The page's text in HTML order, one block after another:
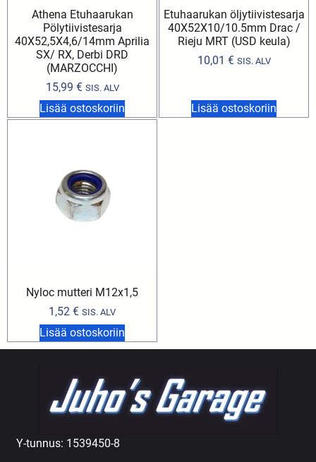
Athena Etuhaarukan
Pölytiivistesarja
40X52,5X4,6/14mm Aprilia
SX/ RX, Derbi DRD
(MARZOCCHI)
15,99 € SIS. ALV
Lisää ostoskoriin
Etuhaarukan öljytiivistesarja
40X52X10/10.5mm Drac /
Rieju MRT (USD keula)
10,01 € SIS. ALV
Lisää ostoskoriin
Nyloc mutteri M12x1,5
1,52 € SIS. ALV
Lisää ostoskoriin
Y-tunnus: 1539450-8